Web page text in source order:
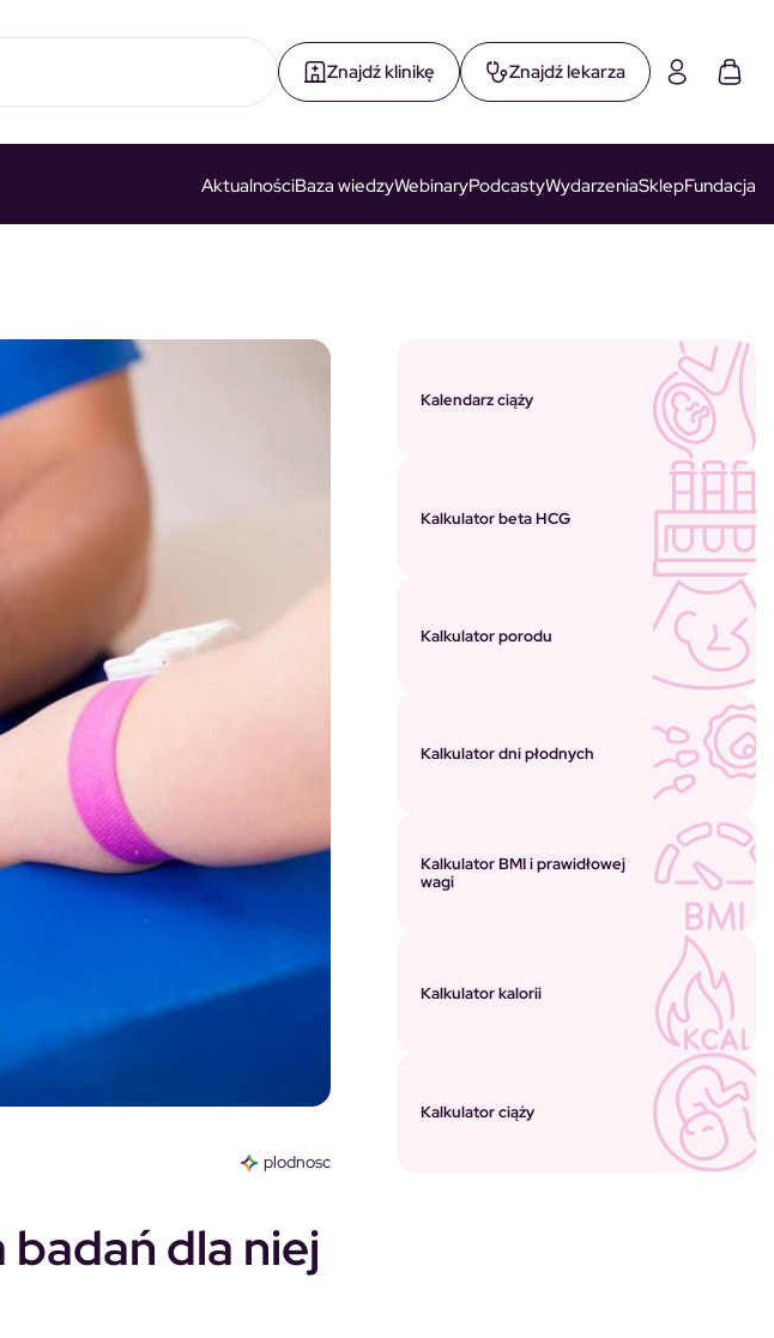
Znajdź klinikę Znajdź lekarza
AktualnościBaza wiedzyWebinaryPodcastyWydarzeniaSklepFundacja
plodnosc
dla niej
Kalendarz ciąży
Kalkulator beta HCG
Kalkulator porodu
Kalkulator dni płodnych
Kalkulator BMI i prawidłowej
wagi
Kalkulator kalorii
Kalkulator ciąży